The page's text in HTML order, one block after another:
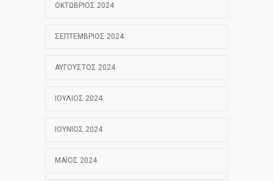
ΟΚΤΏΒΡΙΟΣ 2024
ΣΕΠΤΈΜΒΡΙΟΣ 2024
ΑΎΓΟΥΣΤΟΣ 2024
ΙΟΎΛΙΟΣ 2024
ΙΟΎΝΙΟΣ 2024
ΜΆΙΟΣ 2024